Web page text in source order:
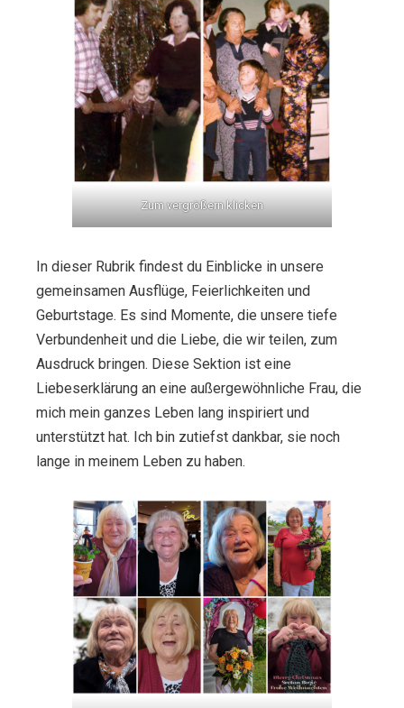
Zum vergrößern klicken
In dieser Rubrik findest du Einblicke in unsere
gemeinsamen Ausflüge, Feierlichkeiten und
Geburtstage. Es sind Momente, die unsere tiefe
Verbundenheit und die Liebe, die wir teilen, zum
Ausdruck bringen. Diese Sektion ist eine
Liebeserklärung an eine außergewöhnliche Frau, die
mich mein ganzes Leben lang inspiriert und
unterstützt hat. Ich bin zutiefst dankbar, sie noch
lange in meinem Leben zu haben.